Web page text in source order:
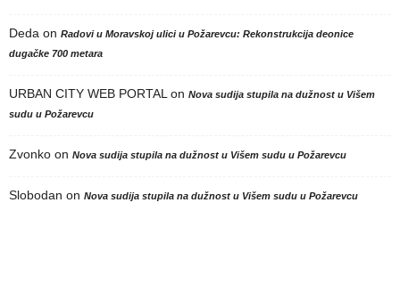
Deda on Radovi u Moravskoj ulici u Požarevcu: Rekonstrukcija deonice
dugačke 700 metara
URBAN CITY WEB PORTAL on Nova sudija stupila na dužnost u Višem
sudu u Požarevcu
Zvonko on Nova sudija stupila na dužnost u Višem sudu u Požarevcu
Slobodan on Nova sudija stupila na dužnost u Višem sudu u Požarevcu